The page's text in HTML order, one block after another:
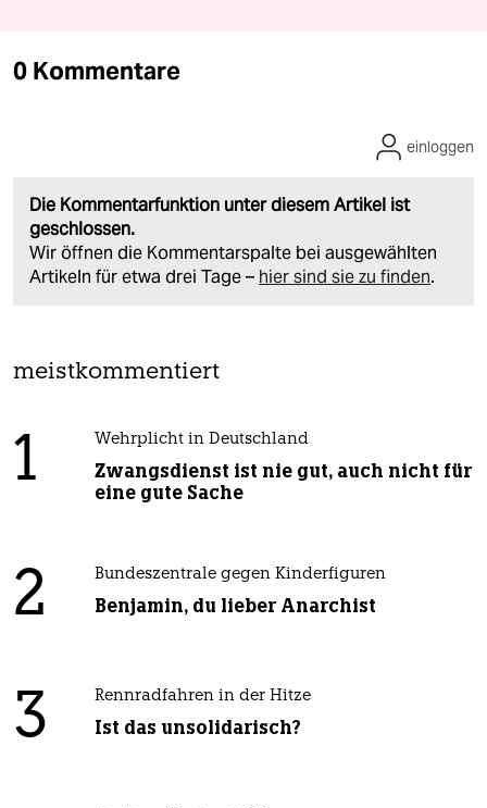
0 Kommentare
Die Kommentarfunktion unter diesem Artikel ist
geschlossen.
Wir öffnen die Kommentarspalte bei ausgewählten
Artikeln für etwa drei Tage – hier sind sie zu finden.
einloggen
meistkommentiert
1 Wehrplicht in Deutschland
Zwangsdienst ist nie gut, auch nicht für
eine gute Sache
2 Bundeszentrale gegen Kinderfiguren
Benjamin, du lieber Anarchist
3 Rennradfahren in der Hitze
Ist das unsolidarisch?